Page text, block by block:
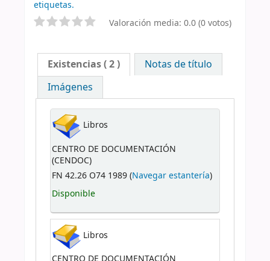
etiquetas.
Valoración media: 0.0 (0 votos)
Existencias( 2 )
Notas de título
Imágenes
Libros
CENTRO DE DOCUMENTACIÓN
(CENDOC)
FN 42.26 O74 1989 (Navegar estantería)
Disponible
Libros